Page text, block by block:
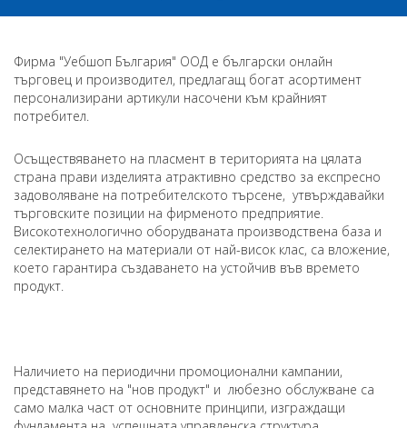
Фирма "Уебшоп България" ООД е български онлайн
търговец и производител, предлагащ богат асортимент
персонализирани артикули насочени към крайният
потребител.
Осъществяването на пласмент в територията на цялата
страна прави изделията атрактивно средство за експресно
задоволяване на потребителското търсене, утвърждавайки
търговските позиции на фирменото предприятие.
Високотехнологично оборудваната производствена база и
селектирането на материали от най-висок клас, са вложение,
което гарантира създаването на устойчив във времето
продукт.
Наличието на периодични промоционални кампании,
представянето на "нов продукт" и любезно обслужване са
само малка част от основните принципи, изграждащи